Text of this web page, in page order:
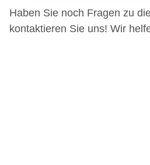
gesammelt haben.
Haben Sie noch Fragen zu
kontaktieren Sie uns! Wir